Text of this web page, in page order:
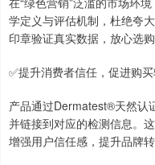
学定义与评估机制，杜绝夸
印章验证真实数据，放心选购
✅提升消费者信任，促进购
产品通过Dermatest®天然认
并链接到对应的检测信息。
增强用户信任感，提升品牌转